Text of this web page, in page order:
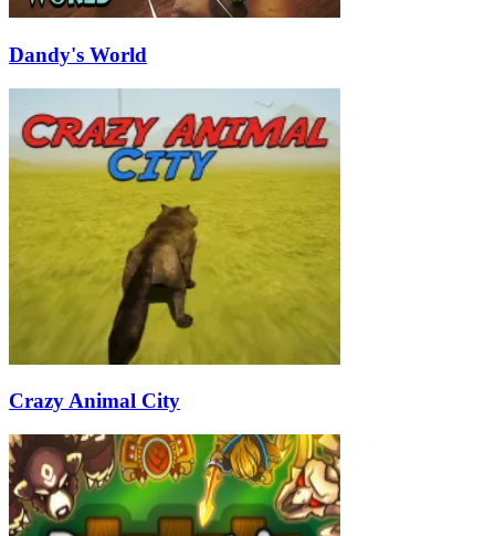
Dandy's World
Crazy Animal City